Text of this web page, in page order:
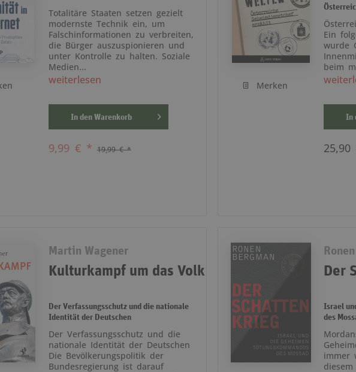
Totalitäre Staaten setzen gezielt
modernste Technik ein, um
Falschinformationen zu verbreiten,
die Bürger auszuspionieren und
unter Kontrolle zu halten. Soziale
Medien...
weiterlesen
In denWarenkorb
9,99 € * 19,99 € *
Merken
Ein
wurde
beim
In
Martin Wagener
Kulturkampf um das Volk
Der Verfassungsschutz und die nationale
Identität der Deutschen
Der Verfassungsschutz und die
nationale Identität der Deutschen
Die Bevölkerungspolitik der
Bundesregierung ist darauf
Der
Israel
des
immer